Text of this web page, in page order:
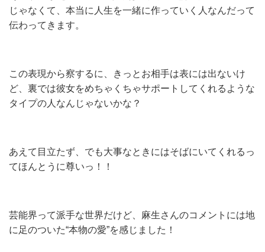
じゃなくて、本当に人生を一緒に作っていく人なんだって
伝わってきます。
この表現から察するに、きっとお相手は表には出ないけ
ど、裏では彼女をめちゃくちゃサポートしてくれるような
タイプの人なんじゃないかな？
あえて目立たず、でも大事なときにはそばにいてくれるっ
てほんとうに尊いっ！！
芸能界って派手な世界だけど、麻生さんのコメントには地
に足のついた“本物の愛”を感じました！